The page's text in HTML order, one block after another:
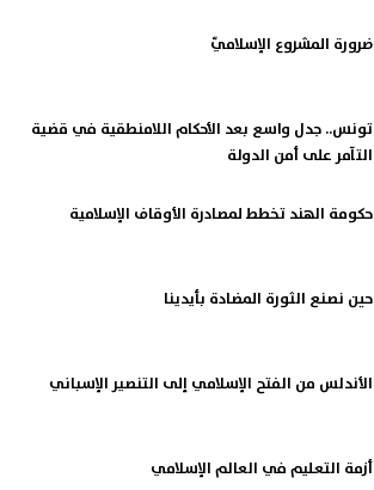
ضرورة المشروع الإسلاميّ
تونس.. جدل واسع بعد الأحكام اللامنطقية في قضية
التآمر على أمن الدولة
حكومة الهند تخطط لمصادرة الأوقاف الإسلامية
حين نصنع الثورة المضادة بأيدينا
الأندلس من الفتح الإسلامي إلى التنصير الإسباني
أزمة التعليم في العالم الإسلامي